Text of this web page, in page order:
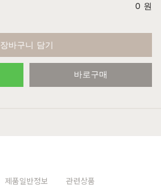
0 원
장바구니 담기
바로구매
제품일반정보 관련상품